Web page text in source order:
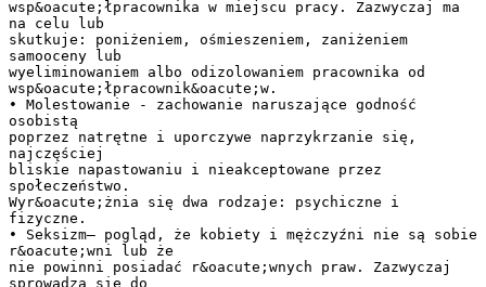
wsp&oacute;łpracownika w miejscu pracy. Zazwyczaj ma
na celu lub
skutkuje: poniżeniem, ośmieszeniem, zaniżeniem
samooceny lub
wyeliminowaniem albo odizolowaniem pracownika od
wsp&oacute;łpracownik&oacute;w.
• Molestowanie - zachowanie naruszające godność
osobistą
poprzez natrętne i uporczywe naprzykrzanie się,
najczęściej
bliskie napastowaniu i nieakceptowane przez
społeczeństwo.
Wyr&oacute;żnia się dwa rodzaje: psychiczne i
fizyczne.
• Seksizm– pogląd, że kobiety i mężczyźni nie są sobie
r&oacute;wni lub że
nie powinni posiadać r&oacute;wnych praw. Zazwyczaj
sprowadza się do